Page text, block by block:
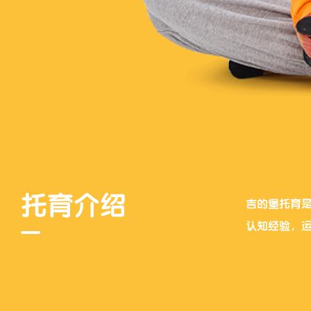
托育介绍
吉的堡托育
认知经验，